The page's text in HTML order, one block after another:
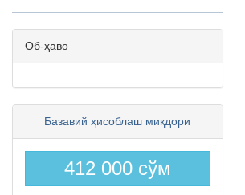
Об-ҳаво
Базавий ҳисоблаш миқдори
412 000 сўм